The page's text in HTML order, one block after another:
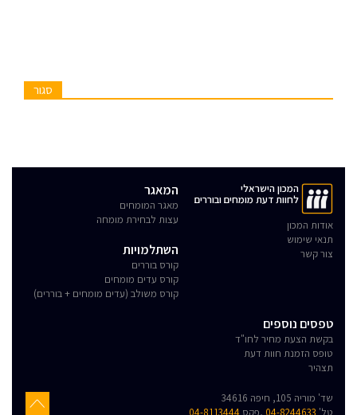
סגור
המכון הישראלי
לחוות דעת מומחים ובוררים
אודות המכון
תנאי שימוש
צור קשר
המאגר
מאגר המומחים
עצות לבחירת מומחה
השתלמויות
קורס בוררים
קורס עדים מומחים
קורס משולב (עדים מומחים + בוררים)
טפסים נוספים
בקשת הצעת מחיר לחו"ד
טופס הזמנת חוות דעת
תצהיר
שד' מוריה 105, חיפה 34616
טל' 04-8244633 ,פקס 04-8113444